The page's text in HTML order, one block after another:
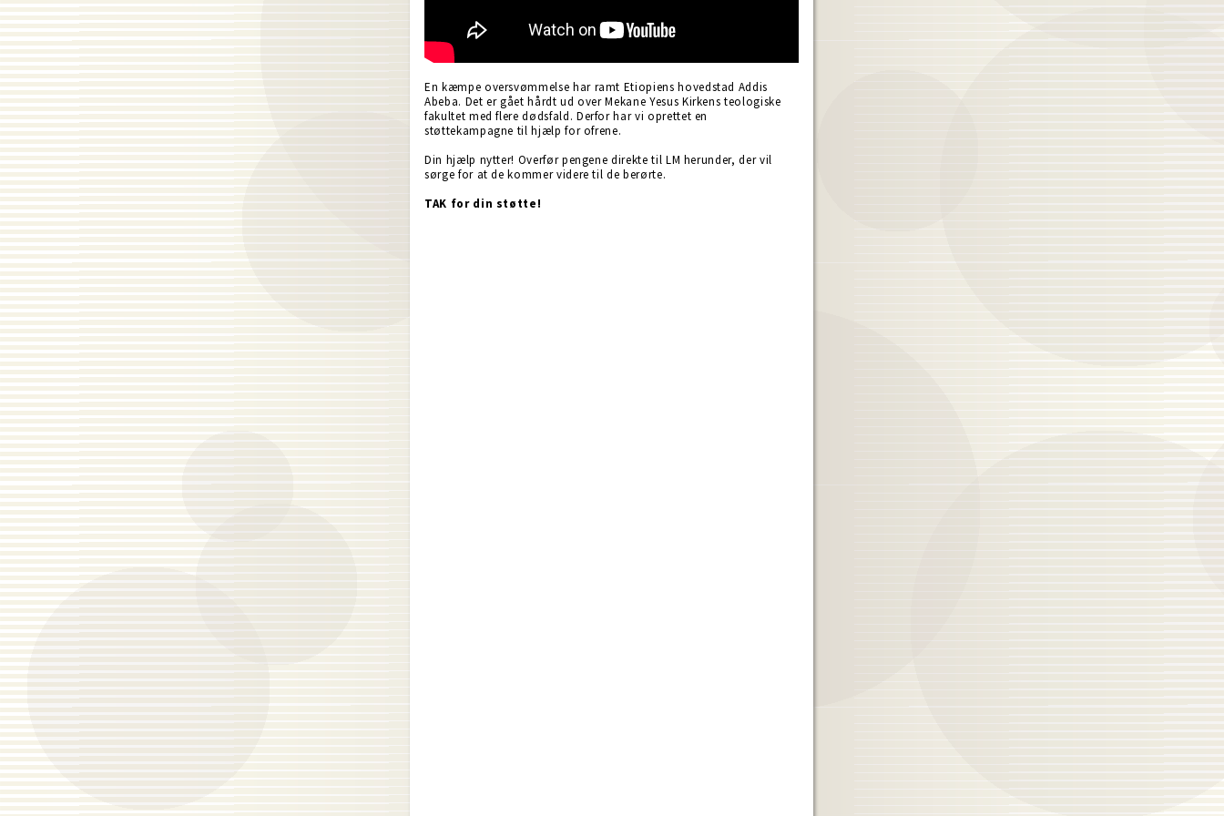
En kæmpe oversvømmelse har ramt Etiopiens hovedstad Addis
Abeba. Det er gået hårdt ud over Mekane Yesus Kirkens teologiske
fakultet med flere dødsfald. Derfor har vi oprettet en
støttekampagne til hjælp for ofrene.
Din hjælp nytter! Overfør pengene direkte til LM herunder, der vil
sørge for at de kommer videre til de berørte.
TAK for din støtte!